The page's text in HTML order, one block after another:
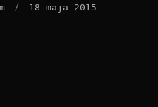
/ 18 maja 2015